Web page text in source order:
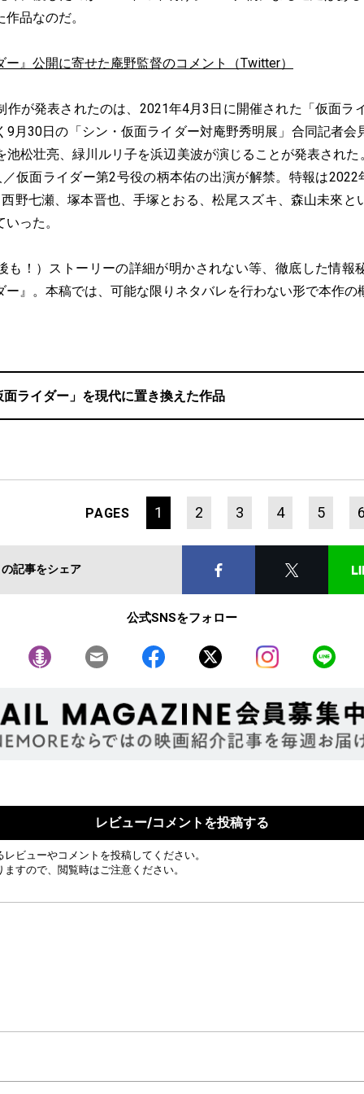
品なのだ。
』公開に寄せた庵野監督のコメント（Twitter）
が発表されたのは、2021年4月3日に開催された「仮面ラ
9月30日の「シン・仮面ライダー対庵野秀明展」合同記者会
池松壮亮、緑川ルリ子を浜辺美波が演じることが発表され
仮面ライダー第2号役の柄本佑の出演が解禁。特報は2022
野七瀬、塚本晋也、手塚とおる、松尾スズキ、森山未來と
った。
！）ストーリーの詳細が明かされない等、徹底した情報
ー』。本稿では、可能な限りネタバレを行わない形で本作の
面ライダー」を現代に置き換えた作品
PAGES 1 2 3 4 5
記事をシェア
公式SNSをフォロー
レビュー/コメントを投稿する
ビューやコメントを投稿してください。
すので、閲覧時はご注意ください。